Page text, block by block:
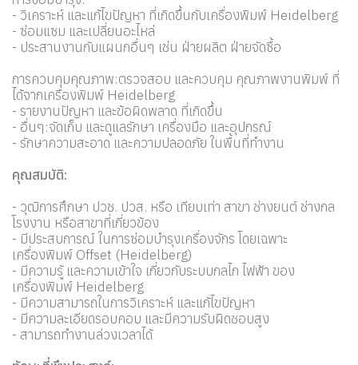
- วิเคราะห์ และแก้ไขปัญหา ที่เกิดขึ้นกับเครื่องพิมพ์ Heidelberg
- ซ่อมแซม และเปลี่ยนอะไหล่
- ประสานงานกับแผนกอื่นๆ เช่น ฝ่ายผลิต ฝ่ายจัดซื้อ
การควบคุมคุณภาพ:ตรวจสอบ และควบคุม คุณภาพงานพิมพ์ ที่
ได้จากเครื่องพิมพ์ Heidelberg
- รายงานปัญหา และข้อผิดพลาด ที่เกิดขึ้น
- อื่นๆ:จัดเก็บ และดูแลรักษา เครื่องมือ และอุปกรณ์
- รักษาความสะอาด และความปลอดภัย ในพื้นที่ทำงาน
คุณสมบัติ:
- วุฒิการศึกษา ปวช. ปวส. หรือ เทียบเท่า สาขา ช่างยนต์ ช่างกล
โรงงาน หรือสาขาที่เกี่ยวข้อง
- มีประสบการณ์ ในการซ่อมบำรุงเครื่องจักร โดยเฉพาะ
เครื่องพิมพ์ Offset (Heidelberg)
- มีความรู้ และความเข้าใจ เกี่ยวกับระบบกลไก ไฟฟ้า ของ
เครื่องพิมพ์ Heidelberg
- มีความสามารถในการวิเคราะห์ และแก้ไขปัญหา
- มีความละเอียดรอบคอบ และมีความรับผิดชอบสูง
- สามารถทำงานล่วงเวลาได้